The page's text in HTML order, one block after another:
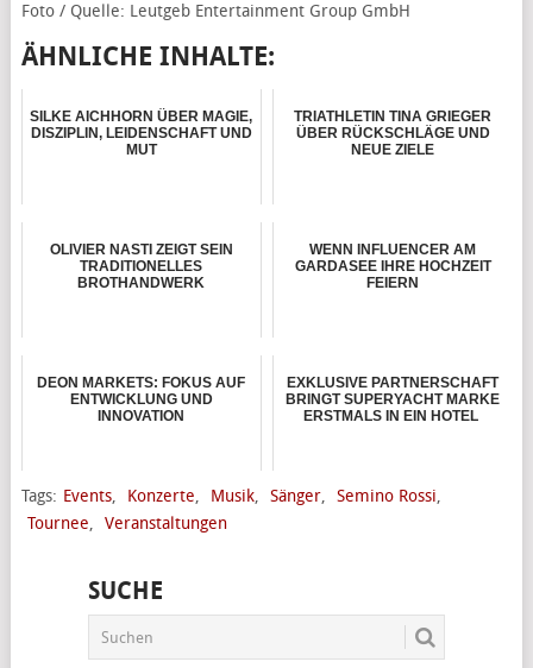
Foto / Quelle: Leutgeb Entertainment Group GmbH
ÄHNLICHE INHALTE:
SILKE AICHHORN ÜBER MAGIE,
DISZIPLIN, LEIDENSCHAFT UND
MUT
TRIATHLETIN TINA GRIEGER
ÜBER RÜCKSCHLÄGE UND
NEUE ZIELE
OLIVIER NASTI ZEIGT SEIN
TRADITIONELLES
BROTHANDWERK
WENN INFLUENCER AM
GARDASEE IHRE HOCHZEIT
FEIERN
DEON MARKETS: FOKUS AUF
ENTWICKLUNG UND
INNOVATION
EXKLUSIVE PARTNERSCHAFT
BRINGT SUPERYACHT MARKE
ERSTMALS IN EIN HOTEL
Tags: Events, Konzerte, Musik, Sänger, Semino Rossi,
Tournee, Veranstaltungen
SUCHE